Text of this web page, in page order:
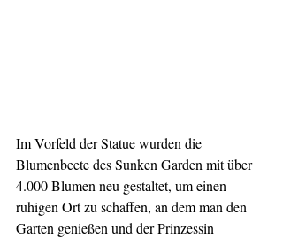
Im Vorfeld der Statue wurden die
Blumenbeete des Sunken Garden mit über
4.000 Blumen neu gestaltet, um einen
ruhigen Ort zu schaffen, an dem man den
Garten genießen und der Prinzessin